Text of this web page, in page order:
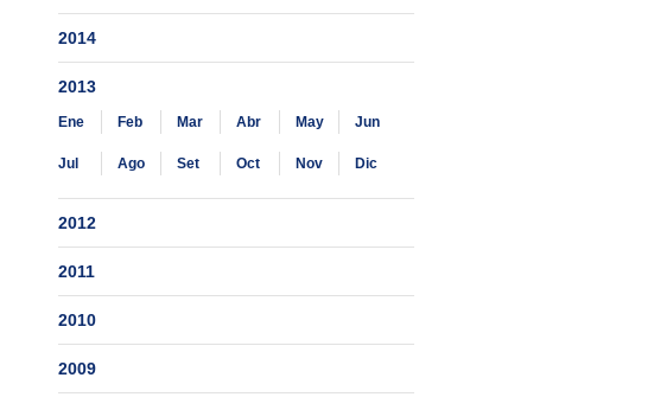
2014
2013
Ene Feb Mar Abr May Jun
Jul Ago Set Oct Nov Dic
2012
2011
2010
2009